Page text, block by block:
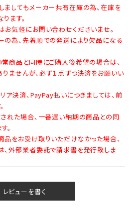
してもメーカー共有在庫の為、在庫を
ます。
気軽にお問い合わせくださいませ。
為、先着順での発送により欠品になる
商品と同時にご購入後希望の場合は、
ませんが、必ず１点ずつ決済をお願いい
ア決済、PayPay払いにつきましては、前
れた場合、一番遅い納期の商品との同
。
をお受け取りいただけなかった場合、
、外部業者委託で請求書を発行致しま
レビューを書く